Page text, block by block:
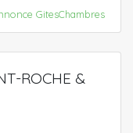
GitesChambres
ROCHE &